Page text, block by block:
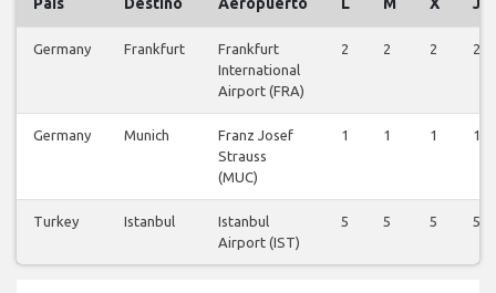
Germany Frankfurt
Frankfurt
International
Airport (FRA)
2 2 2 2
Germany Munich
Franz Josef
Strauss
(MUC)
1 1 1 1
Turkey Istanbul
Istanbul
Airport (IST)
5 5 5 5